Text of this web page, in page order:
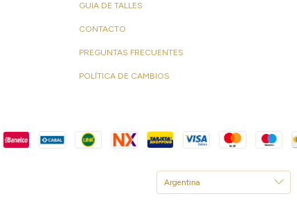
GUIA DE TALLES
CONTACTO
PREGUNTAS FRECUENTES
POLÍTICA DE CAMBIOS